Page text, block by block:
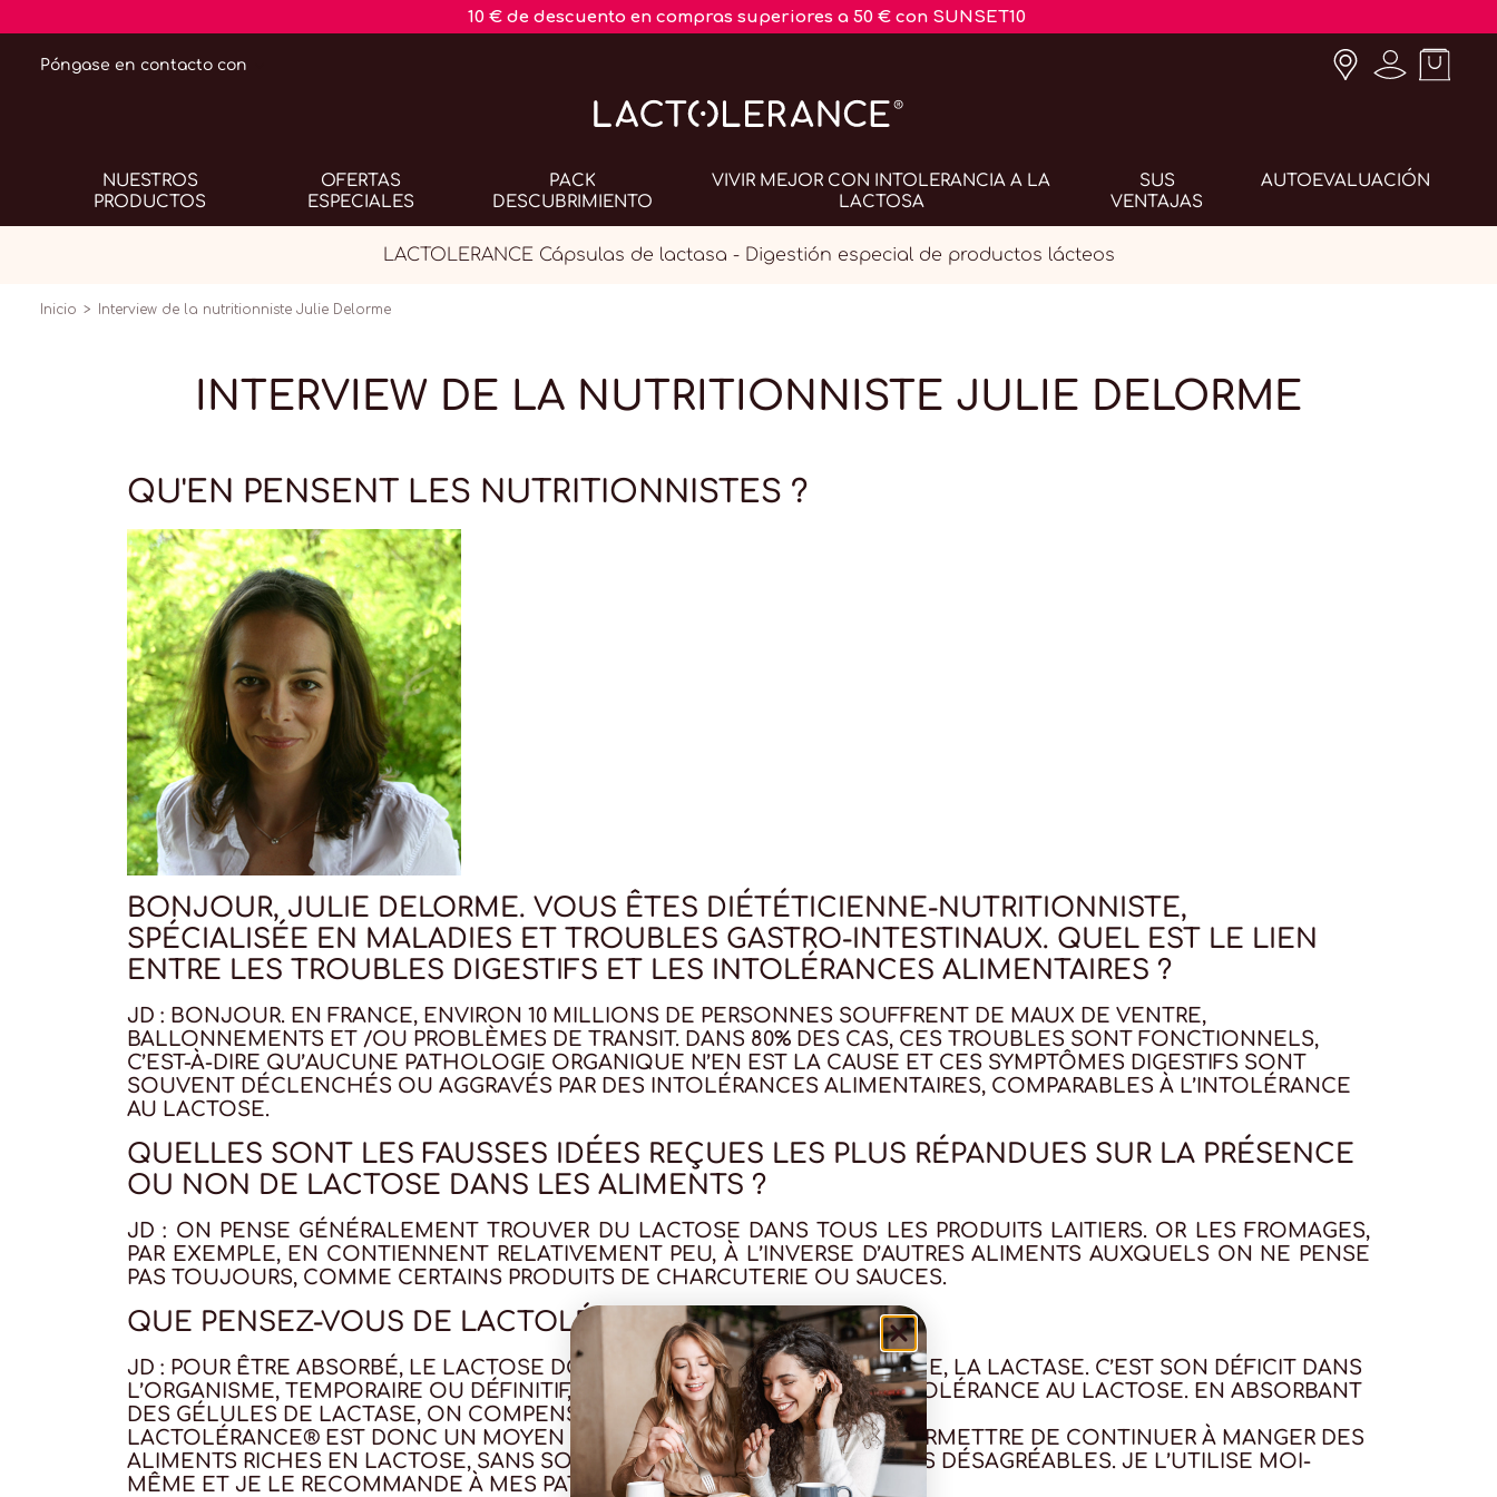
10 € de descuento en compras superiores a 50 € con SUNSET10
Póngase en contacto con
NUESTROS
PRODUCTOS
OFERTAS
ESPECIALES
PACK
DESCUBRIMIENTO
VIVIR MEJOR CON INTOLERANCIA A LA
LACTOSA
SUS
VENTAJAS
AUTOEVALUACIÓN
LACTOLERANCE Cápsulas de lactasa - Digestión especial de productos lácteos
Inicio Interview de la nutritionniste Julie Delorme
INTERVIEW DE LA NUTRITIONNISTE JULIE DELORME
QU'EN PENSENT LES NUTRITIONNISTES ?
BONJOUR, JULIE DELORME. VOUS ÊTES DIÉTÉTICIENNE-NUTRITIONNISTE,
SPÉCIALISÉE EN MALADIES ET TROUBLES GASTRO-INTESTINAUX. QUEL EST LE LIEN
ENTRE LES TROUBLES DIGESTIFS ET LES INTOLÉRANCES ALIMENTAIRES ?
JD : BONJOUR. EN FRANCE, ENVIRON 10 MILLIONS DE PERSONNES SOUFFRENT DE MAUX DE VENTRE,
BALLONNEMENTS ET /OU PROBLÈMES DE TRANSIT. DANS 80% DES CAS, CES TROUBLES SONT FONCTIONNELS,
C’EST-À-DIRE QU’AUCUNE PATHOLOGIE ORGANIQUE N’EN EST LA CAUSE ET CES SYMPTÔMES DIGESTIFS SONT
SOUVENT DÉCLENCHÉS OU AGGRAVÉS PAR DES INTOLÉRANCES ALIMENTAIRES, COMPARABLES À L’INTOLÉRANCE
AU LACTOSE.
QUELLES SONT LES FAUSSES IDÉES REÇUES LES PLUS RÉPANDUES SUR LA PRÉSENCE
OU NON DE LACTOSE DANS LES ALIMENTS ?
JD : ON PENSE GÉNÉRALEMENT TROUVER DU LACTOSE DANS TOUS LES PRODUITS LAITIERS. OR LES FROMAGES,
PAR EXEMPLE, EN CONTIENNENT RELATIVEMENT PEU, À L’INVERSE D’AUTRES ALIMENTS AUXQUELS ON NE PENSE
PAS TOUJOURS, COMME CERTAINS PRODUITS DE CHARCUTERIE OU SAUCES.
QUE PENSEZ-VOUS DE LACTOLÉRANCE® ?
JD : POUR ÊTRE ABSORBÉ, LE LACTOSE DOIT ÊTRE DIGÉRÉ PAR UNE ENZYME, LA LACTASE. C’EST SON DÉFICIT DANS
L’ORGANISME, TEMPORAIRE OU DÉFINITIF, QUI EST RESPONSABLE DE L’INTOLÉRANCE AU LACTOSE. EN ABSORBANT
DES GÉLULES DE LACTASE, ON COMPENSE CE DÉFICIT.
LACTOLÉRANCE® EST DONC UN MOYEN SIMPLE ET EFFICACE POUR SE PERMETTRE DE CONTINUER À MANGER DES
ALIMENTS RICHES EN LACTOSE, SANS SOUFFRIR DE SYMPTÔMES DIGESTIFS DÉSAGRÉABLES. JE L’UTILISE MOI-
MÊME ET JE LE RECOMMANDE À MES PATIENTS.